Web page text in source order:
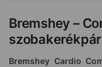
Bremshey –
szobakerékpár
Bremshey Cardio